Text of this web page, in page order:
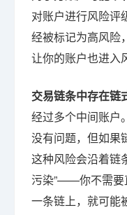
对账户进行风险评
经被标记为高风险
让你的账户也进入
交易链条中存在链
经过多个中间账户
没有问题，但如果
这种风险会沿着链
污染”——你不需要
一条链上，就可能